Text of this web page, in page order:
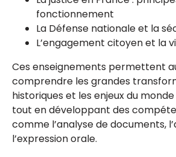
fonctionnement
La Défense nationale et la
L’engagement citoyen et la
Ces enseignements permettent
comprendre les grandes
historiques et les enjeux du
tout en développant des
comme l’analyse de documents,
l’expression orale.